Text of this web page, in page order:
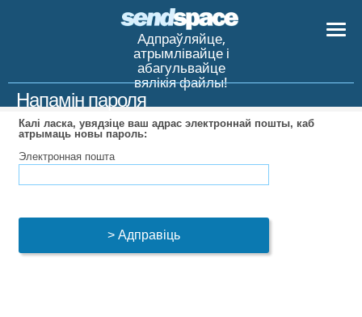
Адпраўляйце,
атрымлівайце і
абагульвайце
вялікія файлы!
Напамін пароля
Калі ласка, увядзіце ваш адрас электроннай пошты, каб
атрымаць новы пароль:
Электронная пошта